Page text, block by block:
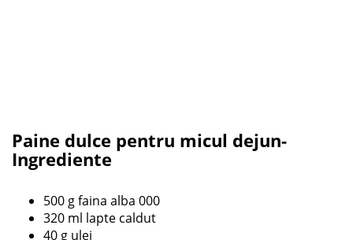
Paine dulce pentru micul dejun-
Ingrediente
500 g faina alba 000
320 ml lapte caldut
40 g ulei